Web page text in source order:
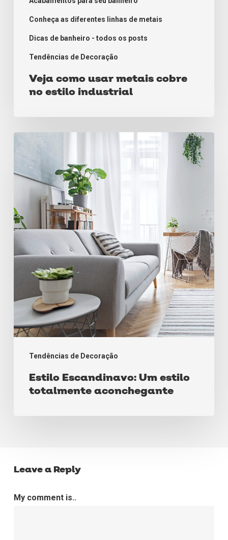
Conheça as diferentes linhas de metais
Dicas de banheiro - todos os posts
Tendências de Decoração
Veja como usar metais cobre
no estilo industrial
Tendências de Decoração
Um
estilo
totalmente
aconchegante
Estilo Escandinavo: Um estilo
totalmente aconchegante
Leave a Reply
My comment is..